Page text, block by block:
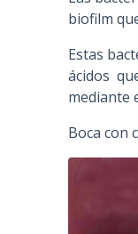
biofilm
Estas
ácidos
mediante
Boca con